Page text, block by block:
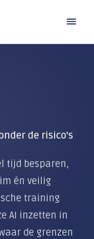
de risico's
tijd besparen,
én veilig
training
AI inzetten in
de grenzen